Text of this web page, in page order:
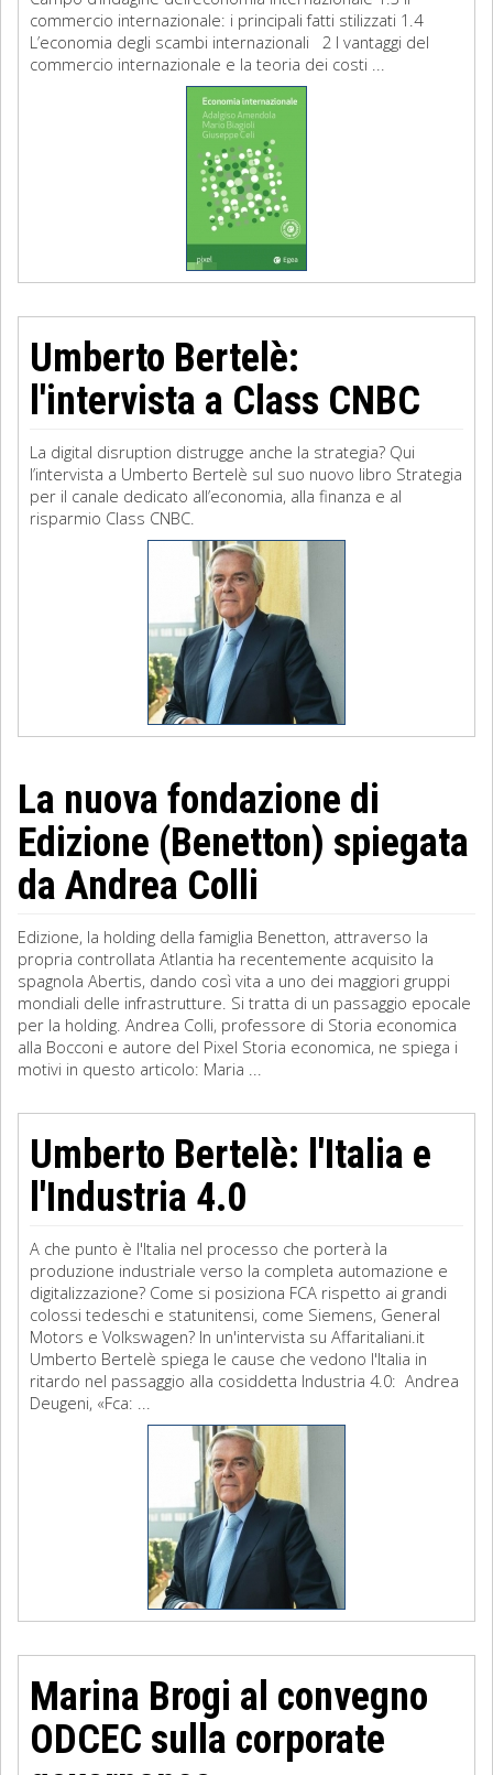
commercio internazionale: i principali fatti stilizzati 1.4
L’economia degli scambi internazionali 2 I vantaggi del
commercio internazionale e la teoria dei costi ...
Umberto Bertelè:
l'intervista a Class CNBC
La digital disruption distrugge anche la strategia? Qui
l’intervista a Umberto Bertelè sul suo nuovo libro Strategia
per il canale dedicato all’economia, alla finanza e al
risparmio Class CNBC.
La nuova fondazione di
Edizione (Benetton) spiegata
da Andrea Colli
Edizione, la holding della famiglia Benetton, attraverso la
propria controllata Atlantia ha recentemente acquisito la
spagnola Abertis, dando così vita a uno dei maggiori gruppi
mondiali delle infrastrutture. Si tratta di un passaggio epocale
per la holding. Andrea Colli, professore di Storia economica
alla Bocconi e autore del Pixel Storia economica, ne spiega i
motivi in questo articolo: Maria ...
Umberto Bertelè: l'Italia e
l'Industria 4.0
A che punto è l'Italia nel processo che porterà la
produzione industriale verso la completa automazione e
digitalizzazione? Come si posiziona FCA rispetto ai grandi
colossi tedeschi e statunitensi, come Siemens, General
Motors e Volkswagen? In un'intervista su Affaritaliani.it
Umberto Bertelè spiega le cause che vedono l'Italia in
ritardo nel passaggio alla cosiddetta Industria 4.0: Andrea
Deugeni, «Fca: ...
Marina Brogi al convegno
ODCEC sulla corporate